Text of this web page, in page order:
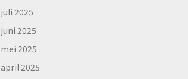
juli 2025
juni 2025
mei 2025
april 2025